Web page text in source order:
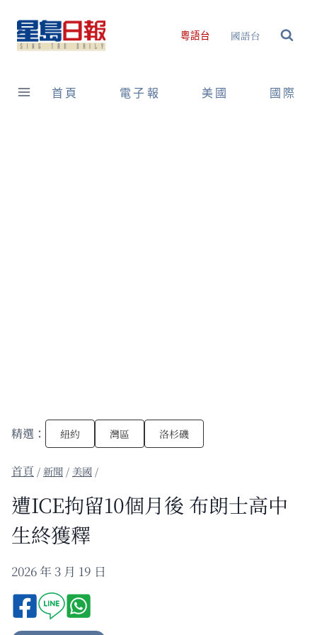
content
粵語台 國語台
首頁 電子報 美國 國際
精選： 紐約 灣區 洛杉磯
/新聞 / 美國 /
遭ICE拘留10個月後 布朗士高中
生終獲釋
2026 年 3 月 19 日